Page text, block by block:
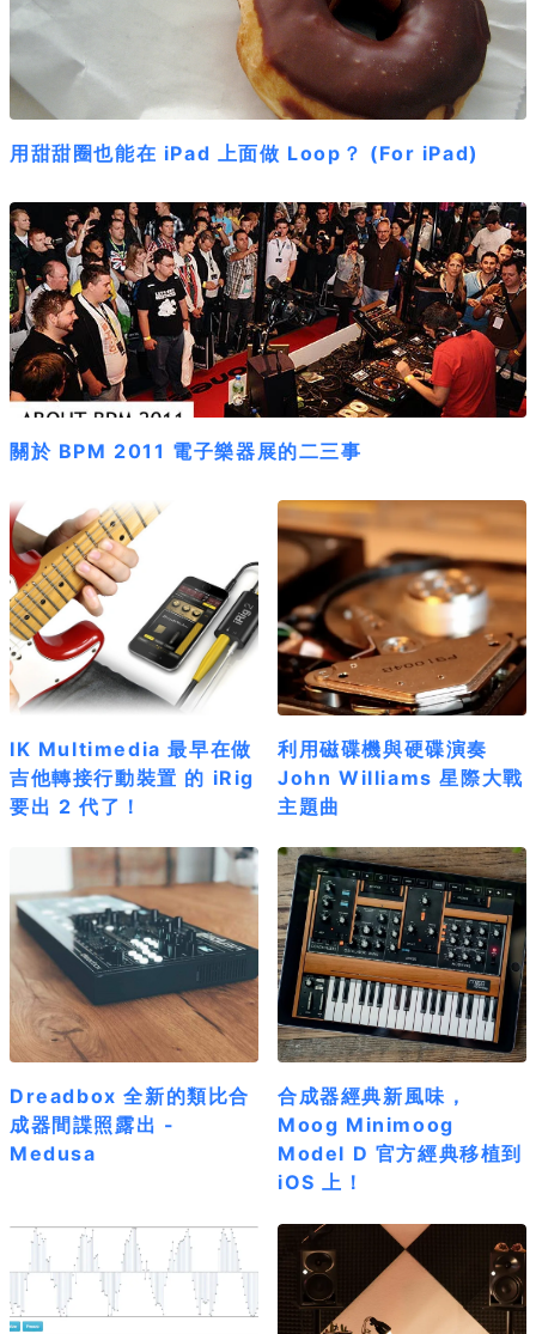
用甜甜圈也能在 iPad 上面做 Loop？ (For iPad)
關於 BPM 2011 電子樂器展的二三事
IK Multimedia 最早在做
吉他轉接行動裝置 的 iRig
要出 2 代了！
利用磁碟機與硬碟演奏
John Williams 星際大戰
主題曲
Dreadbox 全新的類比合
成器間諜照露出 -
Medusa
合成器經典新風味，
Moog Minimoog
Model D 官方經典移植到
iOS 上！